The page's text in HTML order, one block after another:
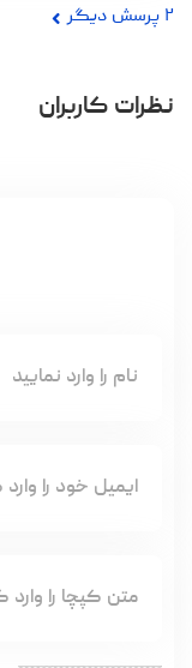
۲ پرسش دیگر
نظرات کاربران